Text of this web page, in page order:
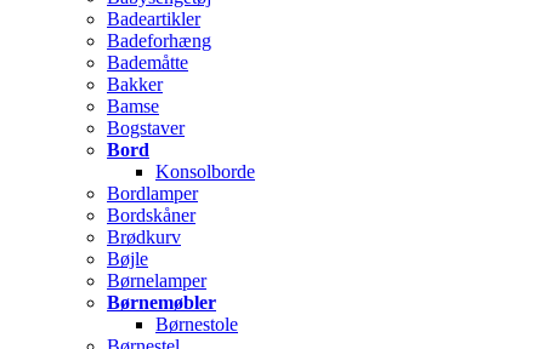
Badeartikler
Badeforhæng
Bademåtte
Bakker
Bamse
Bogstaver
Bord
Konsolborde
Bordlamper
Bordskåner
Brødkurv
Bøjle
Børnelamper
Børnemøbler
Børnestole